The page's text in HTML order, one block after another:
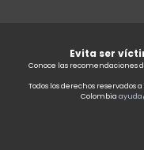
Evita ser
Conoce las recomendaciones
Todos los derechos reservados a
Colombia